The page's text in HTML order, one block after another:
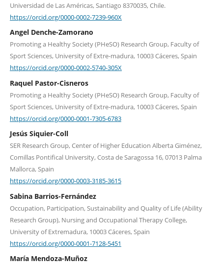
Universidad de Las Américas, Santiago 8370035, Chile.
https://orcid.org/0000-0002-7239-960X
Angel Denche-Zamorano
Promoting a Healthy Society (PHeSO) Research Group, Faculty of
Sport Sciences, University of Extre-madura, 10003 Cáceres, Spain
https://orcid.org/0000-0002-5740-305X
Raquel Pastor-Cisneros
Promoting a Healthy Society (PHeSO) Research Group, Faculty of
Sport Sciences, University of Extre-madura, 10003 Cáceres, Spain
https://orcid.org/0000-0001-7305-6783
Jesús Siquier-Coll
SER Research Group, Center of Higher Education Alberta Giménez,
Comillas Pontifical University, Costa de Saragossa 16, 07013 Palma
Mallorca, Spain
https://orcid.org/0000-0003-3185-3615
Sabina Barrios-Fernández
Occupation, Participation, Sustainability and Quality of Life (Ability
Research Group), Nursing and Occupational Therapy College,
University of Extremadura, 10003 Cáceres, Spain
https://orcid.org/0000-0001-7128-5451
María Mendoza-Muñoz